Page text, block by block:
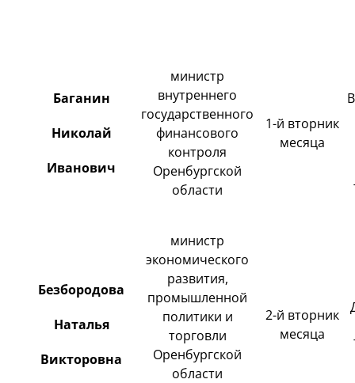
Баганин
Николай
Иванович
министр
внутреннего
государственного
финансового
контроля
Оренбургской
области
1-й вторник
месяца
Безбородова
Наталья
Викторовна
министр
экономического
развития,
промышленной
политики и
торговли
Оренбургской
области
2-й вторник
месяца